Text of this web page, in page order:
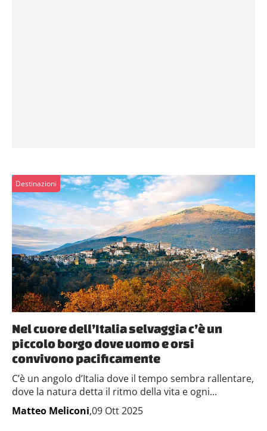
Destinazioni
Nel cuore dell’Italia selvaggia c’è un
piccolo borgo dove uomo e orsi
convivono pacificamente
C’è un angolo d’Italia dove il tempo sembra rallentare,
dove la natura detta il ritmo della vita e ogni...
Matteo Meliconi,09 Ott 2025